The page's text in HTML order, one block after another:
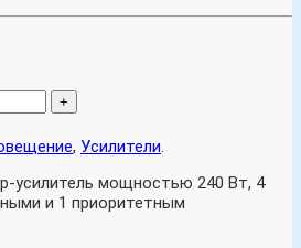
+
, Усилители.
усилитель мощностью 240 Вт, 4
и 1 приоритетным